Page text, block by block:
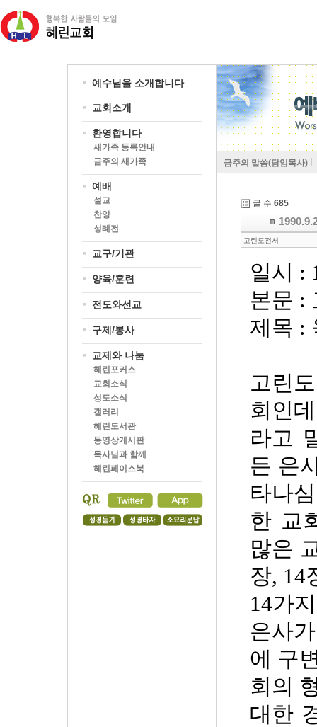
예수님을 소개합니다
교회소개
환영합니다
새가족 등록안내
금주의 새가족
예배
설교
찬양
성례전
교구/기관
양육/훈련
전도와선교
구제/봉사
교제와 나눔
혜린포커스
교회소식
성도소식
갤러리
혜린도서관
동영상게시판
목사님과 함께
혜린페이스북
금주의 말씀(담임목사)
글 수 685
고린도전서
일시 :
본문 :
제목 :
고린
회인
라고
든 은
타나
한 교
많은
장, 14
14가
은사
에 구
회의
대한